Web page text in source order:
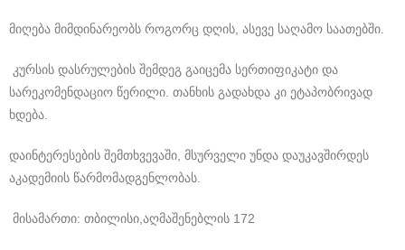
მიღება მიმდინარეობს როგორც დღის, ასევე საღამო საათებში.
კურსის დასრულების შემდეგ გაიცემა სერთიფიკატი და
სარეკომენდაციო წერილი. თანხის გადახდა კი ეტაპობრივად
ხდება.
დაინტერესების შემთხვევაში, მსურველი უნდა დაუკავშირდეს
აკადემიის წარმომადგენლობას.
მისამართი: თბილისი,აღმაშენებლის 172